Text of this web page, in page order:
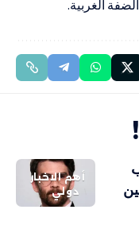
الغربية.
أهم الاخبار
دولي